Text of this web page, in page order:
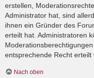
erstellen,
Administrator hat, sind
ihnen ein Gründer des
erteilt hat. Administratoren
entsprechende Recht erteilt
Nach oben